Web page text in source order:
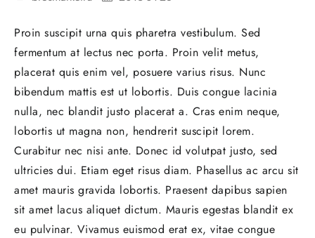
Proin suscipit urna quis pharetra vestibulum. Sed
fermentum at lectus nec porta. Proin velit metus,
placerat quis enim vel, posuere varius risus. Nunc
bibendum mattis est ut lobortis. Duis congue lacinia
nulla, nec blandit justo placerat a. Cras enim neque,
lobortis ut magna non, hendrerit suscipit lorem.
Curabitur nec nisi ante. Donec id volutpat justo, sed
ultricies dui. Etiam eget risus diam. Phasellus ac arcu sit
amet mauris gravida lobortis. Praesent dapibus sapien
sit amet lacus aliquet dictum. Mauris egestas blandit ex
eu pulvinar. Vivamus euismod erat ex, vitae congue